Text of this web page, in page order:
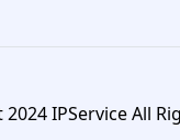
IPService All